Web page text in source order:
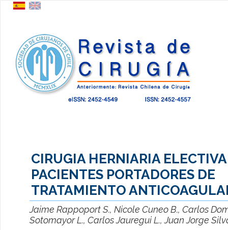
CIRUGIA HERNIARIA
PACIENTES PORTADORES DE
TRATAMIENTO
Jaime Rappoport S., Nicole Cuneo B., Carlos
Sotomayor L., Carlos Jauregui L., Juan Jorge